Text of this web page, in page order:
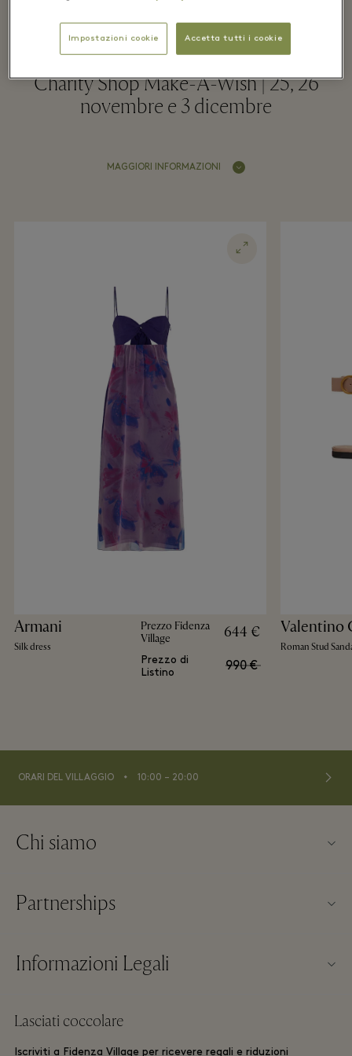
Village
Charity Shop Make-A-Wish | 25, 26
novembre e 3 dicembre
MAGGIORI INFORMAZIONI
Armani
Silk dress
Prezzo Fidenza
Village
644 €
Prezzo di
Listino
990 €
Valentino
Roman Stud
ORARI DEL VILLAGGIO ⬩ 10:00 – 20:00
Chi siamo
FAQs
Contattaci
Partnerships
Diventa un partner
Informazioni Legali
Membership Termini & Condizioni
Lasciati coccolare
Iscriviti a Fidenza Village per ricevere regali e riduzioni
Impostazioni cookie Accetta tutti i cookie